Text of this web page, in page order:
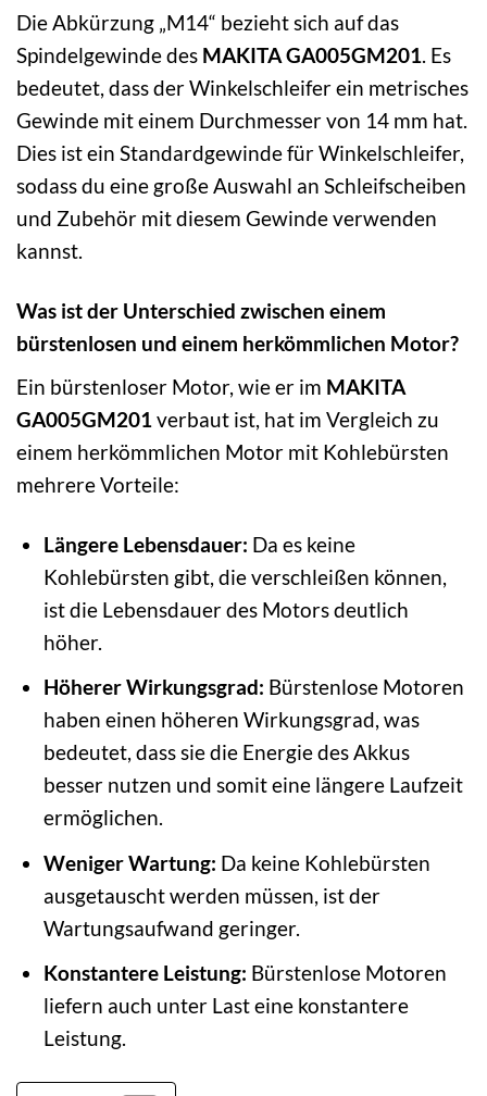
Die Abkürzung „M14“ bezieht sich auf das
Spindelgewinde des MAKITA GA005GM201. Es
bedeutet, dass der Winkelschleifer ein metrisches
Gewinde mit einem Durchmesser von 14 mm hat.
Dies ist ein Standardgewinde für Winkelschleifer,
sodass du eine große Auswahl an Schleifscheiben
und Zubehör mit diesem Gewinde verwenden
kannst.
Was ist der Unterschied zwischen einem
bürstenlosen und einem herkömmlichen Motor?
Ein bürstenloser Motor, wie er im MAKITA
GA005GM201verbaut ist, hat im Vergleich zu
einem herkömmlichen Motor mit Kohlebürsten
mehrere Vorteile:
Längere Lebensdauer: Da es keine
Kohlebürsten gibt, die verschleißen können,
ist die Lebensdauer des Motors deutlich
höher.
Höherer Wirkungsgrad: Bürstenlose Motoren
haben einen höheren Wirkungsgrad, was
bedeutet, dass sie die Energie des Akkus
besser nutzen und somit eine längere Laufzeit
ermöglichen.
Weniger Wartung: Da keine Kohlebürsten
ausgetauscht werden müssen, ist der
Wartungsaufwand geringer.
Konstantere Leistung: Bürstenlose Motoren
liefern auch unter Last eine konstantere
Leistung.